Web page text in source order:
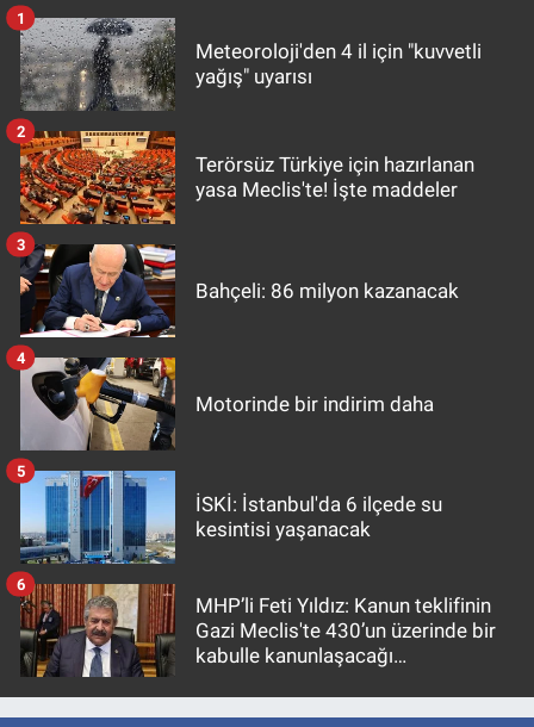
Meteoroloji'den 4 il için "kuvvetli
yağış" uyarısı
1
Terörsüz Türkiye için hazırlanan
yasa Meclis'te! İşte maddeler
2
Bahçeli: 86 milyon kazanacak
3
Motorinde bir indirim daha
4
İSKİ: İstanbul'da 6 ilçede su
kesintisi yaşanacak
5
MHP’li Feti Yıldız: Kanun teklifinin
Gazi Meclis'te 430’un üzerinde bir
kabulle kanunlaşacağı
6